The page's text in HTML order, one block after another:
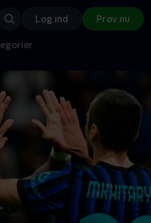
Log ind Prøv nu